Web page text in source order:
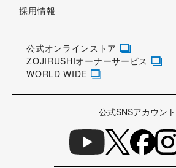
採用情報
公式オンラインストア
ZOJIRUSHIオーナーサービス
WORLD WIDE
公式SNSアカウント